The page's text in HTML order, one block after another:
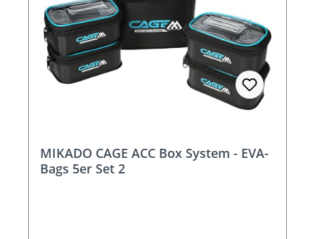
MIKADO CAGE ACC Box System - EVA-
Bags 5er Set 2